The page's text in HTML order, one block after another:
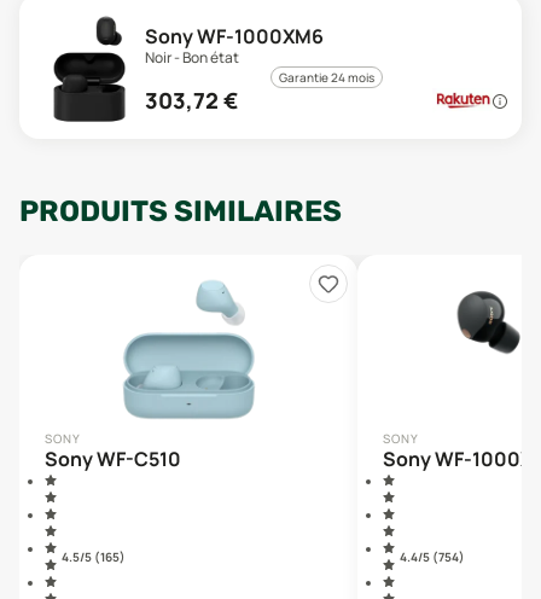
Sony WF-1000XM6
Noir - Bon état
Garantie 24 mois
303,72 €
PRODUITS SIMILAIRES
SONY
Sony WF-C510
4.5/5 (165)
SONY
Sony WF-
4.4/5 (754)